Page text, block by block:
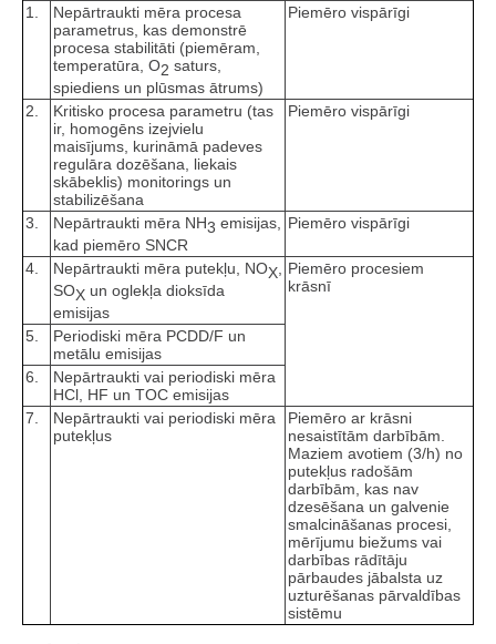
1.
Nepārtraukti mēra procesa
parametrus, kas demonstrē
procesa stabilitāti (piemēram,
temperatūra, O2 saturs,
spiediens un plūsmas ātrums)
Piemēro vispārīgi
2.
Kritisko procesa parametru (tas
ir, homogēns izejvielu
maisījums, kurināmā padeves
regulāra dozēšana, liekais
skābeklis) monitorings un
stabilizēšana
Piemēro vispārīgi
3. Nepārtraukti mēra NH3 emisijas,
kad piemēro SNCR
Piemēro vispārīgi
4. Nepārtraukti mēra putekļu, NOX,
SOX un oglekļa dioksīda
emisijas
Piemēro procesiem
krāsnī
5.
Periodiski mēra PCDD/F un
metālu emisijas
6.
Nepārtraukti vai periodiski mēra
HCl, HF un TOC emisijas
7.
Nepārtraukti vai periodiski mēra
putekļus
Piemēro ar krāsni
nesaistītām darbībām.
Maziem avotiem (3/h) no
putekļus radošām
darbībām, kas nav
dzesēšana un galvenie
smalcināšanas procesi,
mērījumu biežums vai
darbības rādītāju
pārbaudes jābalsta uz
uzturēšanas pārvaldības
sistēmu